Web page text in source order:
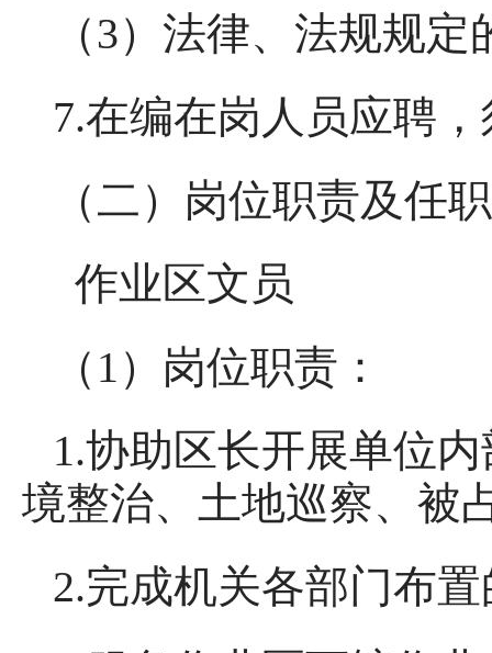
（3）法律、法规规
7.在编在岗人员应聘
（二）岗位职责及任
作业区文员
（1）岗位职责：
1.协助区长开展单位
境整治、土地巡察、被
2.完成机关各部门布